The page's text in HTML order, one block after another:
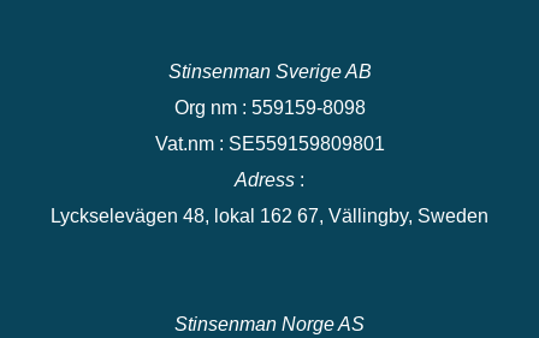
Stinsenman Sverige AB
Org nm : 559159-8098
Vat.nm : SE559159809801
Adress :
Lyckselevägen 48, lokal 162 67, Vällingby, Sweden
Stinsenman Norge AS